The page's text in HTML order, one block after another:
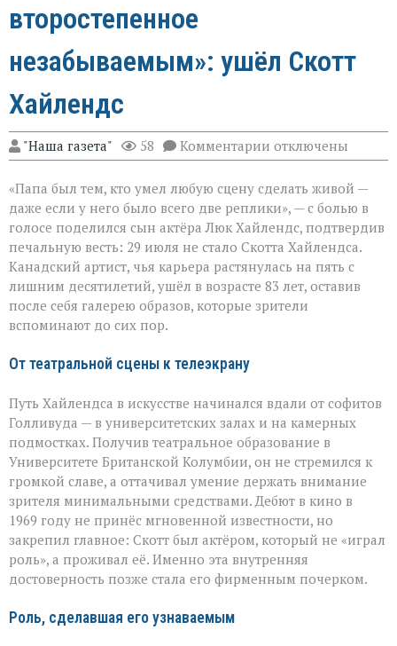
второстепенное
незабываемым»: ушёл Скотт
Хайлендс
"Наша газета" 58 Комментарии к
записи
умел
делать
второстепенное
незабываемым»:
ушёл
Скотт
Хайлендс
отключены
«Папа был тем, кто умел любую сцену сделать живой —
даже если у него было всего две реплики», — с болью в
голосе поделился сын актёра Люк Хайлендс, подтвердив
печальную весть: 29 июля не стало Скотта Хайлендса.
Канадский артист, чья карьера растянулась на пять с
лишним десятилетий, ушёл в возрасте 83 лет, оставив
после себя галерею образов, которые зрители
вспоминают до сих пор.
От театральной сцены к телеэкрану
Путь Хайлендса в искусстве начинался вдали от софитов
Голливуда — в университетских залах и на камерных
подмостках. Получив театральное образование в
Университете Британской Колумбии, он не стремился к
громкой славе, а оттачивал умение держать внимание
зрителя минимальными средствами. Дебют в кино в
1969 году не принёс мгновенной известности, но
закрепил главное: Скотт был актёром, который не «играл
роль», а проживал её. Именно эта внутренняя
достоверность позже стала его фирменным почерком.
Роль, сделавшая его узнаваемым